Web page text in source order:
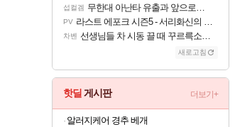
섭컬겜 무한대 아난타 유출과 앞으로의 예상 (루머)
PV 라스트 에포크 시즌5 - 서리화신의 분노 티저
차벤 선생님들 차 시동 끌 때 꾸르륵소리나는데
새로고침
핫딜 게시판 더보기+
알러지케어 경추 베개